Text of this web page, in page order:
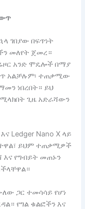
ገበያው በፍጥነት
መለየት ጀመረ።
አንድ ሞዴሎች በማያ
አልቻሉም፡ ተጠቃሚው
ነበረበት። ይህ
ጊዜ አድራሻውን
Ledger Nano X ላይ
ይህም ተጠቃሚዎች
የግብይት መጠኑን
ጋር ተመሳሳይ የሆነ
የግል ቁልፎችን እና